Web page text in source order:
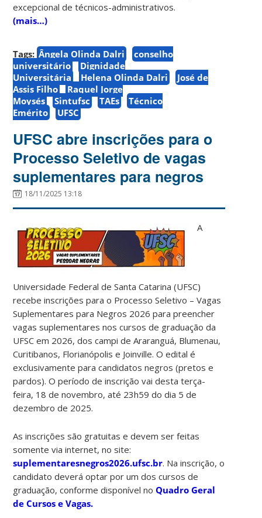
excepcional de técnicos-administrativos.
(mais…)
Tags: Ângela Olinda Dalri
conselho
universitário
Dignidade
Universitária
Helena Olinda Dalri
José de
Assis Filho
Raquel Jorge
Moysés
Sintufsc TAEs
Técnico
Emérito
UFSC
UFSC abre inscrições para o
Processo Seletivo de vagas
suplementares para negros
18/11/2025 13:18
A
Universidade Federal de Santa Catarina (UFSC)
recebe inscrições para o Processo Seletivo – Vagas
Suplementares para Negros 2026 para preencher
vagas suplementares nos cursos de graduação da
UFSC em 2026, dos campi de Araranguá, Blumenau,
Curitibanos, Florianópolis e Joinville. O edital é
exclusivamente para candidatos negros (pretos e
pardos). O período de inscrição vai desta terça-
feira, 18 de novembro, até 23h59 do dia 5 de
dezembro de 2025.
As inscrições são gratuitas e devem ser feitas
somente via internet, no site:
suplementaresnegros2026.ufsc.br. Na inscrição, o
candidato deverá optar por um dos cursos de
graduação, conforme disponível noQuadro Geral
de Cursos e Vagas.